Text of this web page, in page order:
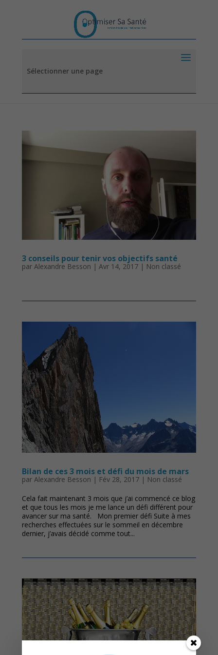
Sélectionner une page
3 conseils pour tenir vos objectifs santé
par Alexandre Besson | Avr 14, 2017| Non classé
Bilan de ces 3 mois et défi du mois de mars
par Alexandre Besson | Fév 28, 2017| Non classé
Cela fait maintenant 3 mois que j’ai commencé ce blog
et que tous les mois je me lance un défi différent pour
avancer sur ma santé. Mon premier défi Suite à mes
recherches effectuées sur le sommeil en décembre
dernier, j’avais décidé comme tout...